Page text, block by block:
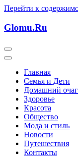
Перейти к
Glomu.Ru
Главная
Семья и Дети
Домашний очаг
Здоровье
Красота
Общество
Мода и стиль
Новости
Путешествия
Контакты